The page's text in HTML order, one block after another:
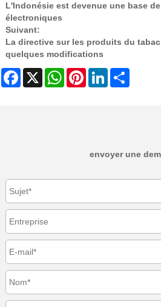
L'Indonésie est devenue une base
électroniques
Suivant:
La directive sur les produits du
quelques modifications
Facebook WhatsAppPinterestLinkedIn
envoyer une